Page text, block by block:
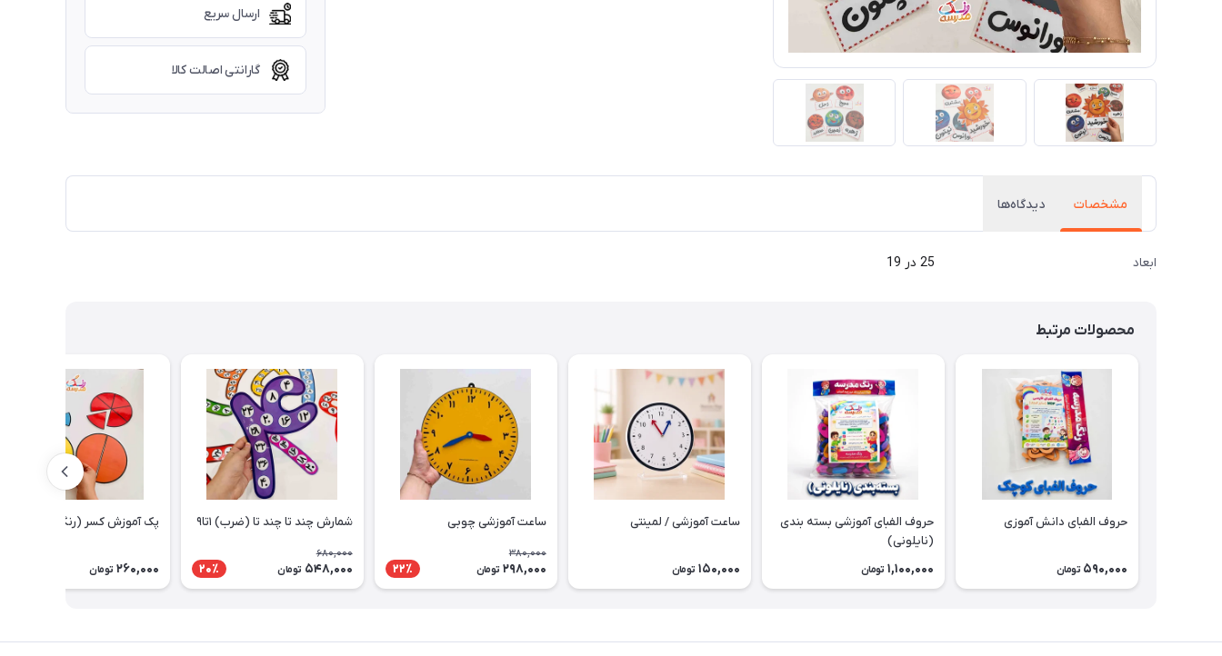
ارسال سریع
گارانتی اصالت کالا
مشخصات دیدگاه‌ها
ابعاد 25 در 19
محصولات مرتبط
حروف الفبای دانش آموزی
590,000 تومان
حروف الفبای آموزشی بسته بندی
(نایلونی)
1,100,000 تومان
ساعت آموزشی / لمینتی
150,000 تومان
ساعت آموزشی چوبی
380,000
298,000 تومان 22٪
شمارش چند تا چند تا (ضرب) ۱تا۹
680,000
548,000 تومان 20٪
پک آموزش کسر (رنگی ساده)
260,000 تومان